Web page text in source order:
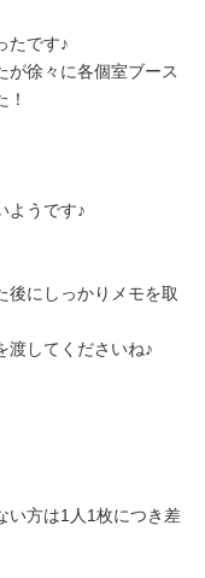
たです♪
が徐々に各個室ブース
ようです♪
後にしっかりメモを取
渡してくださいね♪
い方は1人1枚につき差